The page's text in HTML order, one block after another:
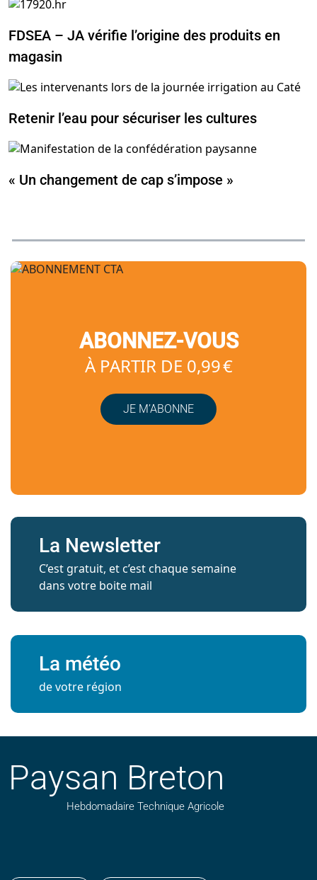
FDSEA – JA vérifie l’origine des produits en
magasin
Retenir l’eau pour sécuriser les cultures
« Un changement de cap s’impose »
ABONNEZ-VOUS
À PARTIR DE 0,99 €
JE M’ABONNE
La Newsletter
C’est gratuit, et c’est chaque semaine
dans votre boite mail
La météo
de votre région
Paysan Breton
Hebdomadaire Technique Agricole